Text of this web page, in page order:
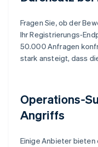
Fragen Sie, ob der
Ihr Registrierungs-
50.000 Anfragen
stark ansteigt, dass
Operations-
Angriffs
Einige Anbieter